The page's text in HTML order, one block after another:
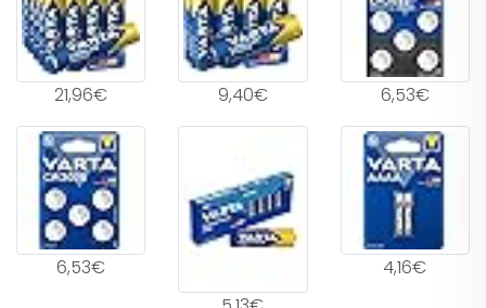
21,96€ 9,40€ 6,53€
6,53€
4,16€